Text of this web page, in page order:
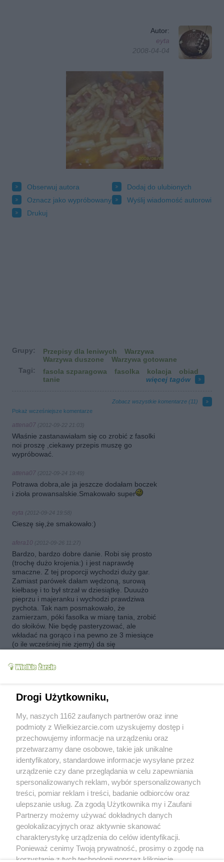
Autor:
eyta
2008-04-04
Obserwuj autora
Dodaj do ulubionych
Oznacz jako wypróbowany
Wyślij wiadomość autorowi
Drukuj
Grupy: Przepisy dla leniwych
Warzywa
Warzywa duszone
Warzywa gotowane
Tagi:
fasola szparagowa fasolka kolacja
obiad
tanie
więcej tagów
Zobacz wszystkie komentarze (11)
Pokaż wcześniejsze komentarze
attena07 (2012-09-22 21:03)
Właśnie zastanawiałam się co zrobić z fasolki
noi proszę ,ciekawy przepis muszę go
wypróbować.
attena07 (2012-09-24 19:49)
Potrawa dobra,ale ja jeszcze dodałam boczek
i zioła prowansalskie.Smakowało super
eyta (2012-09-24 19:58)
Cieszę się,że smakowało:)
afera10 (2012-09-26 11:27)
Bardzo, bardzo dobre danie. Robi się prosto
(trochę dużo krojenia:) i jest naprawdę
smaczne. Z tej proporcji wychodzi duży gar.
Zamiast parówek dałam wędzoną, surową
kiełbasę i to był strzał w dziesiątkę. Duuużo
pieprzu i majeranku i wychodzi prawdziwa
pychota. Tak nam posmakowało, że
zamierzam, póki fasolka w miarę tania, zrobić
do słoików. Nie będę pasteryzować, ale
wkładać na gorąco i na pewno ze 3 miesiące
(o ile wcześniej nie zjemy) da się
pokrojoną w kostkę paprykę czerwoną i żółtą,
bo wg mnie bardzo się będzie komponować
Robiłam w tej wersji, którą tu podałam, ale
spróbuję z kiełbasą wędzoną i papryką.
Przważnie również traktuję przpisy jako
inspirację, dodaję swoje ulubione smaki:)
Zamykałam na gorąco,ale dłużej niz miesiąc
nie postało....
Pozdrawiam
krysia50 (2012-09-26 14:33)
Właśnie zrobiłam z tym, że dodałam 1
czerwoną paprykę która się w lodówce ostała
i zamiast koncentratu świeże pomidory
przesmażone na maśle klarowanym,
wędzone frankfuterki bo taką kiełbasę
miałam. Mówię wam zapach i smak
niebiański.Dzięki pozdrawiam.
Drogi Użytkowniku,
My, naszych 1162 zaufanych partnerów oraz inne
podmioty z Wielkiezarcie.com uzyskujemy dostęp i
przechowujemy informacje na urządzeniu oraz
przetwarzamy dane osobowe, takie jak unikalne
identyfikatory, standardowe informacje wysyłane przez
urządzenie czy dane przeglądania w celu zapewniania
spersonalizowanych reklam, wybór spersonalizowanych
treści, pomiar reklam i treści, badanie odbiorców oraz
ulepszanie usług. Za zgodą Użytkownika my i Zaufani
Partnerzy możemy używać dokładnych danych
geolokalizacyjnych oraz aktywnie skanować
charakterystykę urządzenia do celów identyfikacji.
Ponieważ cenimy Twoją prywatność, prosimy o zgodę na
korzystanie z tych technologii poprzez kliknięcie